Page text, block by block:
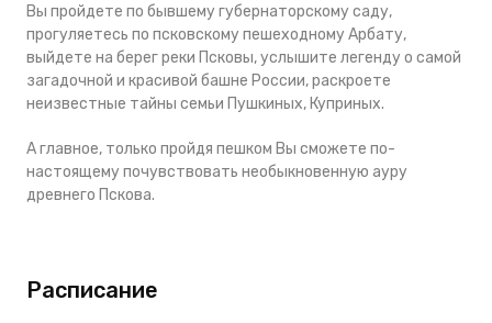
Вы пройдете по бывшему губернаторскому саду,
прогуляетесь по псковскому пешеходному Арбату,
выйдете на берег реки Псковы, услышите легенду о самой
загадочной и красивой башне России, раскроете
неизвестные тайны семьи Пушкиных, Куприных.
А главное, только пройдя пешком Вы сможете по-
настоящему почувствовать необыкновенную ауру
древнего Пскова.
Расписание